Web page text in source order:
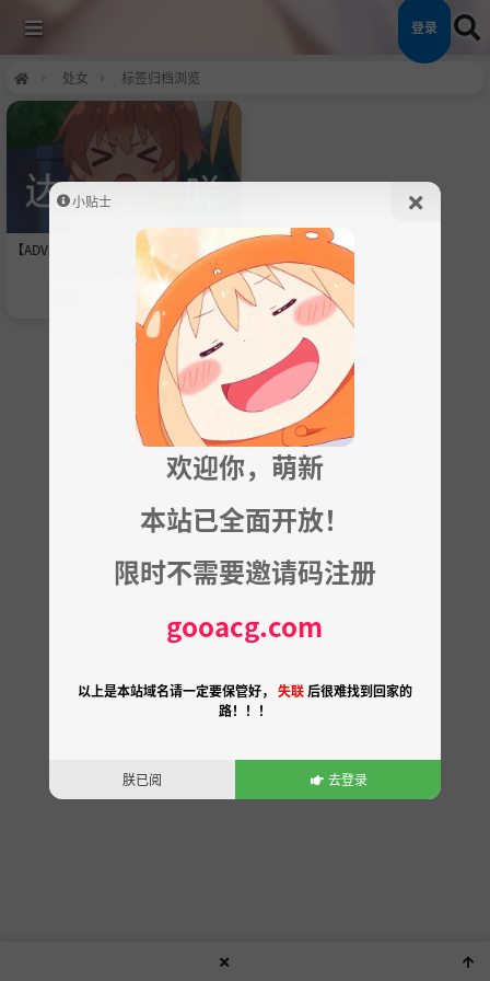
登录
处女 标签归档浏览
【ADV类型/AI汉化】ChronoBox时间盒
子v1.0【安卓/766M】
5个月前
版权所有 ©狗子次元社区 2025 ⁄ 社区 首页
小贴士
欢迎你，萌新
本站已全面开放！
限时不需要邀请码注册
gooacg.com
以上是本站域名请一定要保管好， 失联 后很难找到回家的
路！！！
朕已阅 去登录